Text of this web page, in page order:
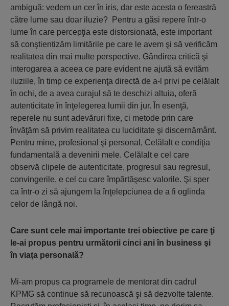
ambiguă: vedem un cer în iris, dar este acesta o fereastră
către lume sau doar iluzie? Pentru a găsi repere într-o
lume în care percepţia este distorsionată, este important
să conştientizăm limitările pe care le avem şi să verificăm
realitatea din mai multe perspective. Gândirea critică şi
interogarea a aceea ce pare evident ne ajută să evităm
iluziile, în timp ce experienţa directă de a-l privi pe celălalt
în ochi, de a avea curajul să te deschizi altuia, oferă
autenticitate în înţelegerea lumii din jur. În esenţă,
reperele nu sunt adevăruri fixe, ci metode prin care
învăţăm să privim realitatea cu luciditate şi discernământ.
Pentru mine, profesional şi personal, Celălalt e condiţia
fundamentală a devenirii mele. Celălalt e cel care
observă clipele de autenticitate, progresul sau regresul,
convingerile, e cel cu care împărtăşesc valorile. Şi sper
ca într-o zi să ajungem la înţelepciunea de a fi oglinda
celor de lângă noi.
Care sunt cele mai importante trei obiective pe care ţi
le-ai propus pentru următorii cinci ani în business şi
în viaţa personală?
Mi-am propus ca programele de mentorat din cadrul
KPMG să continue să recunoască şi să dezvolte talente.